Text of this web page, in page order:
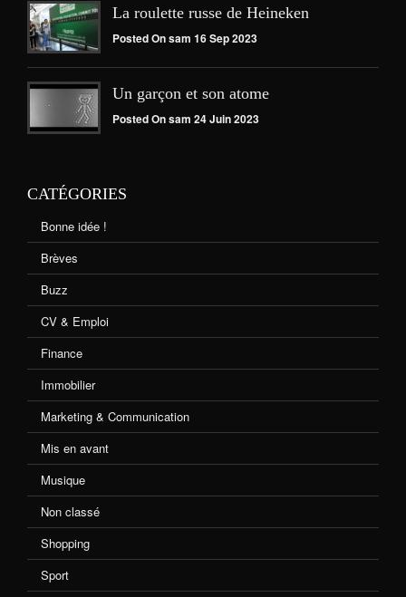
La roulette russe de Heineken
Posted On sam 16 Sep 2023
Un garçon et son atome
Posted On sam 24 Juin 2023
CATÉGORIES
Bonne idée !
Brèves
Buzz
CV & Emploi
Finance
Immobilier
Marketing & Communication
Mis en avant
Musique
Non classé
Shopping
Sport